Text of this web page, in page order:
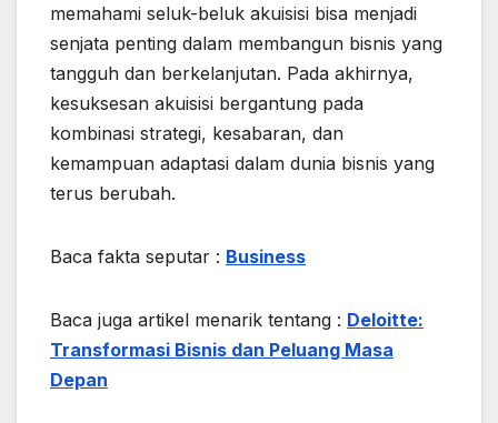
memahami seluk-beluk akuisisi bisa menjadi
senjata penting dalam membangun bisnis yang
tangguh dan berkelanjutan. Pada akhirnya,
kesuksesan akuisisi bergantung pada
kombinasi strategi, kesabaran, dan
kemampuan adaptasi dalam dunia bisnis yang
terus berubah.
Baca fakta seputar : Business
Baca juga artikel menarik tentang : Deloitte:
Transformasi Bisnis dan Peluang Masa
Depan